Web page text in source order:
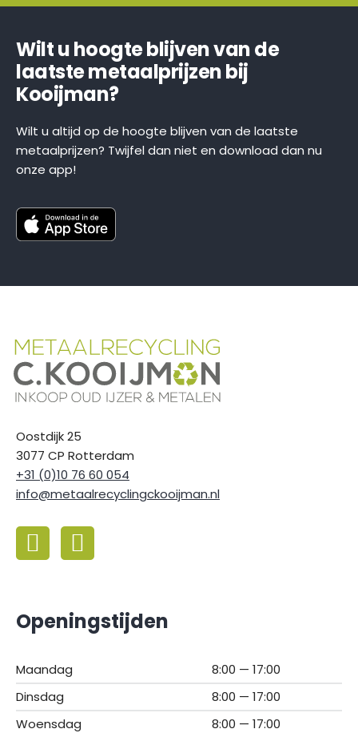
Wilt u hoogte blijven van de
laatste metaalprijzen bij
Kooijman?
Wilt u altijd op de hoogte blijven van de laatste
metaalprijzen? Twijfel dan niet en download dan nu
onze app!
Oostdijk 25
3077 CP Rotterdam
+31 (0)10 76 60 054
info@metaalrecyclingckooijman.nl
Openingstijden
Maandag
8:00 — 17:00
Dinsdag
8:00 — 17:00
Woensdag
8:00 — 17:00